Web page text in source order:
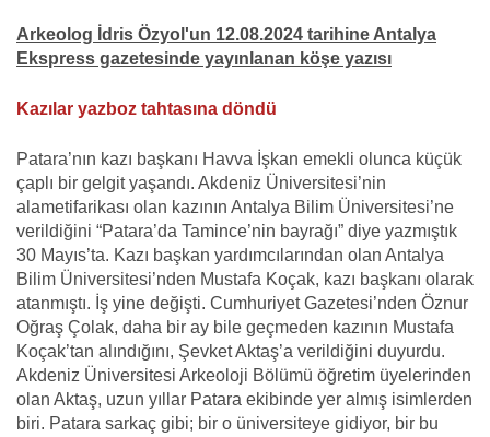
Arkeolog İdris Özyol'un 12.08.2024 tarihine Antalya
Ekspress gazetesinde yayınlanan köşe yazısı
Kazılar yazboz tahtasına döndü
Patara’nın kazı başkanı Havva İşkan emekli olunca küçük
çaplı bir gelgit yaşandı. Akdeniz Üniversitesi’nin
alametifarikası olan kazının Antalya Bilim Üniversitesi’ne
verildiğini “Patara’da Tamince’nin bayrağı” diye yazmıştık
30 Mayıs’ta. Kazı başkan yardımcılarından olan Antalya
Bilim Üniversitesi’nden Mustafa Koçak, kazı başkanı olarak
atanmıştı. İş yine değişti. Cumhuriyet Gazetesi’nden Öznur
Oğraş Çolak, daha bir ay bile geçmeden kazının Mustafa
Koçak’tan alındığını, Şevket Aktaş’a verildiğini duyurdu.
Akdeniz Üniversitesi Arkeoloji Bölümü öğretim üyelerinden
olan Aktaş, uzun yıllar Patara ekibinde yer almış isimlerden
biri. Patara sarkaç gibi; bir o üniversiteye gidiyor, bir bu